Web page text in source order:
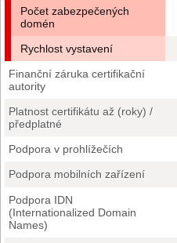
Počet zabezpečených
domén
Rychlost vystavení
Finanční záruka certifikační
autority
Platnost certifikátu až (roky) /
předplatné
Podpora v prohlížečích
Podpora mobilních zařízení
Podpora IDN
(Internationalized Domain
Names)